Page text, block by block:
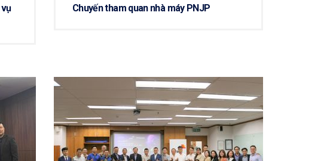
Chuyến tham quan nhà máy PNJP